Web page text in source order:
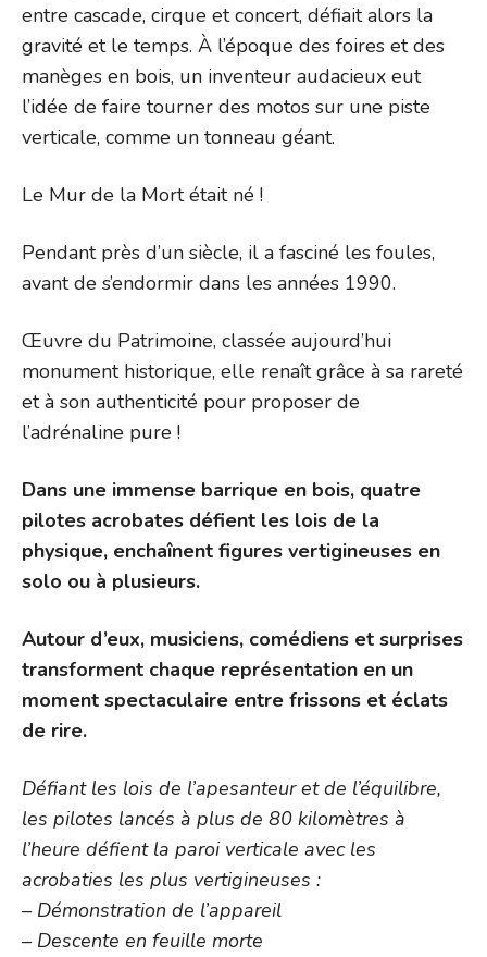
entre cascade, cirque et concert, défiait alors la
gravité et le temps. À l’époque des foires et des
manèges en bois, un inventeur audacieux eut
l’idée de faire tourner des motos sur une piste
verticale, comme un tonneau géant.
Le Mur de la Mort était né !
Pendant près d’un siècle, il a fasciné les foules,
avant de s’endormir dans les années 1990.
Œuvre du Patrimoine, classée aujourd’hui
monument historique, elle renaît grâce à sa rareté
et à son authenticité pour proposer de
l’adrénaline pure !
Dans une immense barrique en bois, quatre
pilotes acrobates défient les lois de la
physique, enchaînent figures vertigineuses en
solo ou à plusieurs.
Autour d’eux, musiciens, comédiens et surprises
transforment chaque représentation en un
moment spectaculaire entre frissons et éclats
de rire.
Défiant les lois de l’apesanteur et de l’équilibre,
les pilotes lancés à plus de 80 kilomètres à
l’heure défient la paroi verticale avec les
acrobaties les plus vertigineuses :
– Démonstration de l’appareil
– Descente en feuille morte